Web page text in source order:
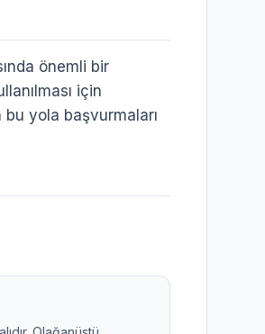
önemli bir
için
bu yola başvurmaları